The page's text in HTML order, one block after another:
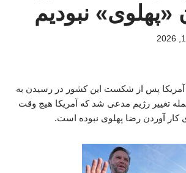
«پهلوی» نبودیم
پس از شکست این کشور در رسیدن به
تغییر رژیم مدعی شد که آمریکا هیچ وقت
کار آوردن رضا پهلوی نبوده است.